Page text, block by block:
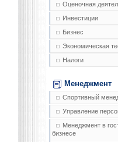
Оценочная
Инвестиции
Бизнес
Экономическая
Налоги
Менеджмент
Спортивный
Управление
Менеджмент в
бизнесе